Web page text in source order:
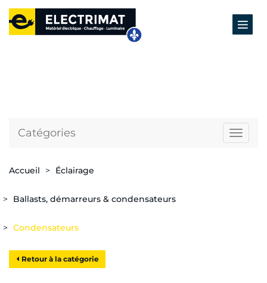
Catégories
Accueil Éclairage
Ballasts, démarreurs & condensateurs
Condensateurs
Retour à la catégorie